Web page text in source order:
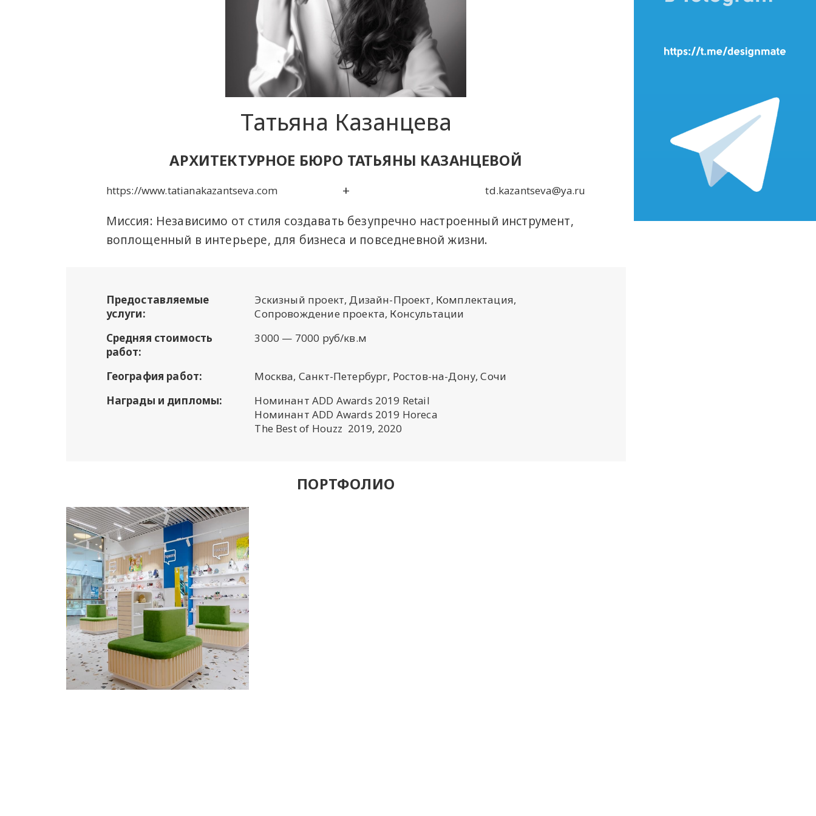
Татьяна Казанцева
АРХИТЕКТУРНОЕ БЮРО ТАТЬЯНЫ КАЗАНЦЕВОЙ
https://www.tatianakazantseva.com + td.kazantseva@ya.ru
Миссия: Независимо от стиля создавать безупречно настроенный инструмент,
воплощенный в интерьере, для бизнеса и повседневной жизни.
Предоставляемые
услуги:
Эскизный проект, Дизайн-Проект, Комплектация,
Сопровождение проекта, Консультации
Средняя стоимость
работ:
3000 — 7000 руб/кв.м
География работ:
Москва, Санкт-Петербург, Ростов-на-Дону, Сочи
Награды и дипломы:
Номинант ADD Awards 2019 Retail
Номинант ADD Awards 2019 Horeca
The Best of Houzz 2019, 2020
ПОРТФОЛИО